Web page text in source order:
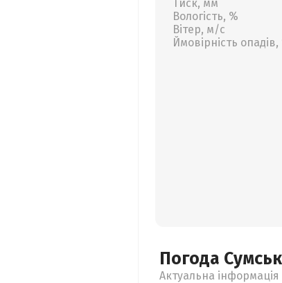
Тиск, мм
Вологість, %
Вітер, м/с
Ймовірність опадів,
Погода
Актуальна